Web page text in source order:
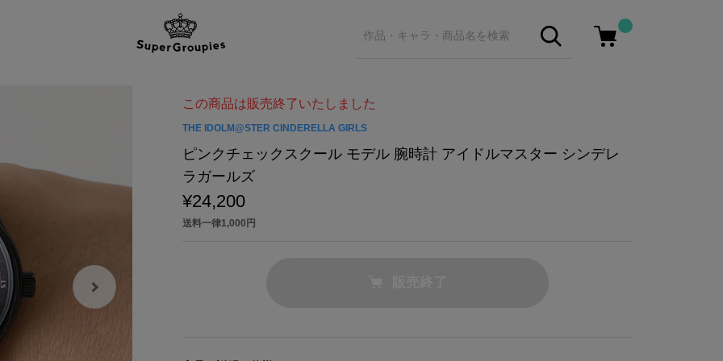
この商品は販売終了いたしました
THE IDOLM@STER CINDERELLA GIRLS
ピンクチェックスクール モデル 腕時計 アイドルマスター シンデレ
ラガールズ
¥24,200
送料一律1,000円